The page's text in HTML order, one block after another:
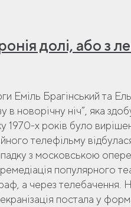
долі, або з
Еміль Брагінський та
новорічну ніч”, яка
х років було
телефільму
з московською
популярного
а через телебачення.
постала у